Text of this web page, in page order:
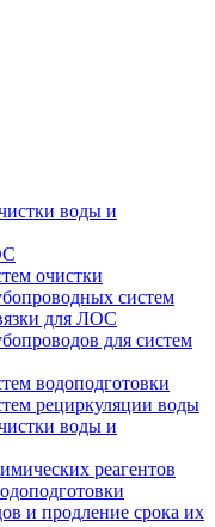
воды и
очистки
систем
для ЛОС
для систем
водоподготовки
рециркуляции воды
воды и
реагентов
и продление срока их